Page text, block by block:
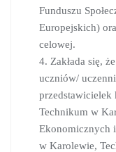
Funduszu
Europejskich)
celowej.
4. Zakłada się,
uczniów/
przedstawicielek
Technikum w
Ekonomicznych
w Karolewie,